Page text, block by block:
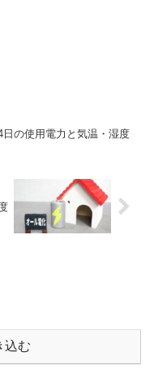
日の使用電力と気温・湿度
込む